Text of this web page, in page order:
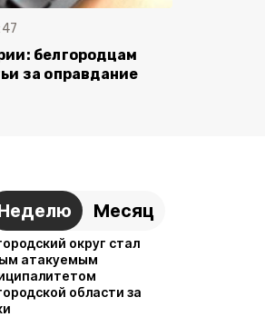
белгородцам
за оправдание
Месяц
округ стал
атакуемым
области за